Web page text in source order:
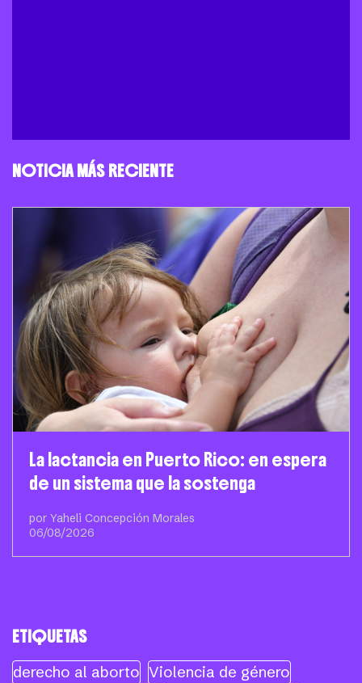
NOTICIA MÁS RECIENTE
La lactancia en Puerto Rico: en espera
de un sistema que la sostenga
por Yaheli Concepción Morales
06/08/2026
ETIQUETAS
derecho al aborto Violencia de género